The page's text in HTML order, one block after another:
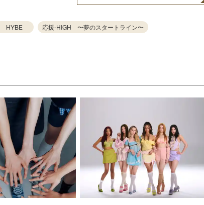
HYBE 応援-HIGH 〜夢のスタートライン〜